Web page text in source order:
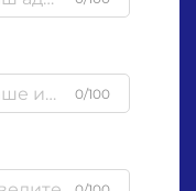
0/100